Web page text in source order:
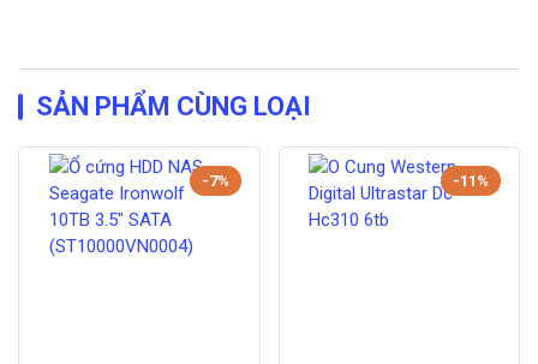
SẢN PHẨM CÙNG LOẠI
-7% -11%